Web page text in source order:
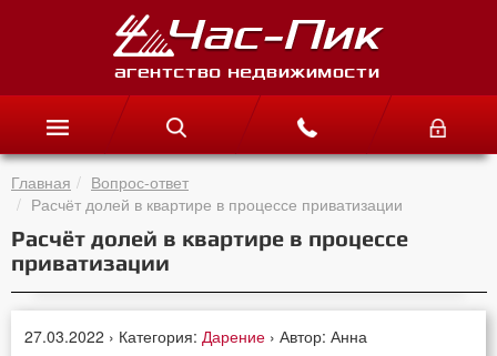
Главная
Вопрос-ответ
Расчёт долей в квартире в процессе приватизации
Расчёт долей в квартире в процессе
приватизации
27.03.2022 › Категория: Дарение › Автор: Анна